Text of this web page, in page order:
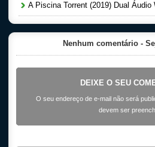
A Piscina Torrent (2019) Dual Áudio
Nenhum comentário -
DEIXE O SEU
O seu endereço de e-mail não será
devem ser